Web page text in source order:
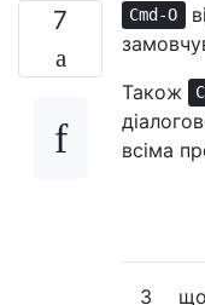
7 Cmd-O
Також
всіма
3